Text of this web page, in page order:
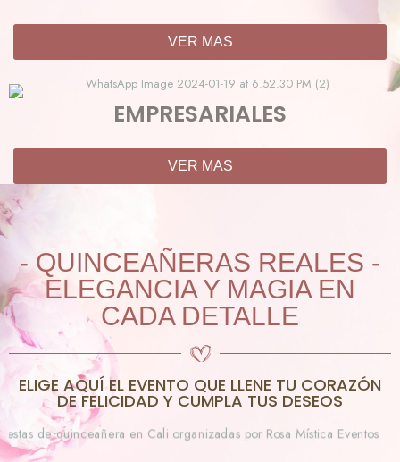
VER MAS
EMPRESARIALES
VER MAS
- QUINCEAÑERAS REALES -
ELEGANCIA Y MAGIA EN
CADA DETALLE
ELIGE AQUÍ EL EVENTO QUE LLENE TU CORAZÓN
DE FELICIDAD Y CUMPLA TUS DESEOS